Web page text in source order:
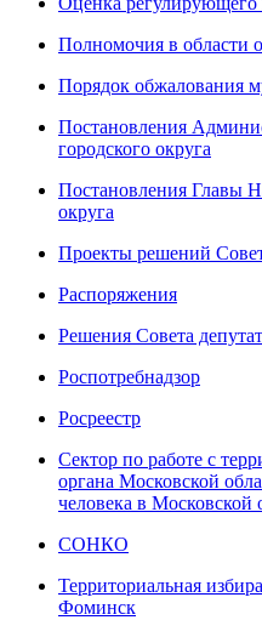
Полномочия в области
Порядок обжалования
Постановления
городского округа
Постановления Главы
округа
Проекты решений
Распоряжения
Решения Совета
Роспотребнадзор
Росреестр
Сектор по работе с
органа Московской
человека в Московской
СОНКО
Территориальная
Фоминск